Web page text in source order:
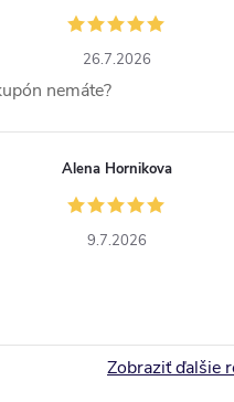
26.7.2026
nemáte?
Alena Hornikova
9.7.2026
Zobraziť ďalšie